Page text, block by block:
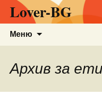
Lover-BG
Меню
Архив за